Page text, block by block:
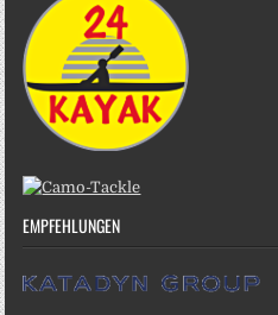
EMPFEHLUNGEN